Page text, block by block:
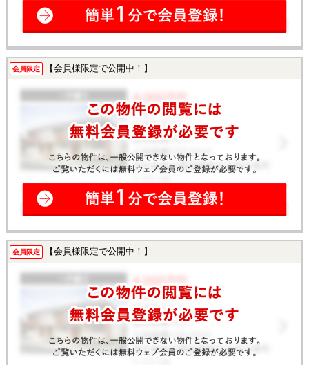
会員限定 【会員様限定で公開中！】
会員限定 【会員様限定で公開中！】